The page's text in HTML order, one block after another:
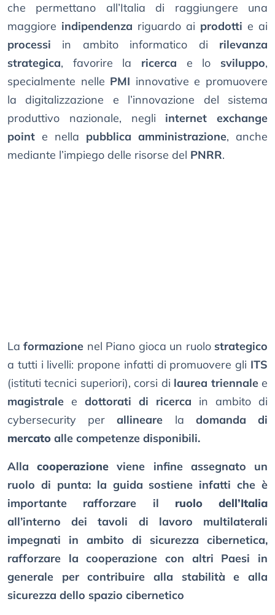
che permettano all’Italia di raggiungere una
maggiore indipendenza riguardo ai prodotti e ai
processi in ambito informatico di rilevanza
strategica, favorire la ricerca e lo sviluppo,
specialmente nelle PMI innovative e promuovere
la digitalizzazione e l’innovazione del sistema
produttivo nazionale, negli internet exchange
point e nella pubblica amministrazione, anche
mediante l’impiego delle risorse del PNRR.
Laformazione nel Piano gioca un ruolo strategico
a tutti i livelli: propone infatti di promuovere gli ITS
(istituti tecnici superiori), corsi di laurea triennalee
magistrale e dottorati di ricerca in ambito di
cybersecurity perallineare la domanda di
mercato alle competenze disponibili.
Allacooperazione viene infine assegnato un
ruolo di punta: la guida sostiene infatti che è
importante rafforzare il ruolo dell’Italia
all’interno dei tavoli di lavoro multilaterali
impegnati in ambito di sicurezza cibernetica,
rafforzare la cooperazione con altri Paesi in
generale per contribuire alla stabilità e alla
sicurezza dello spazio cibernetico